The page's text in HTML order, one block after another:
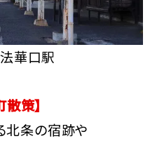
華口駅
散策】
北条の宿跡や